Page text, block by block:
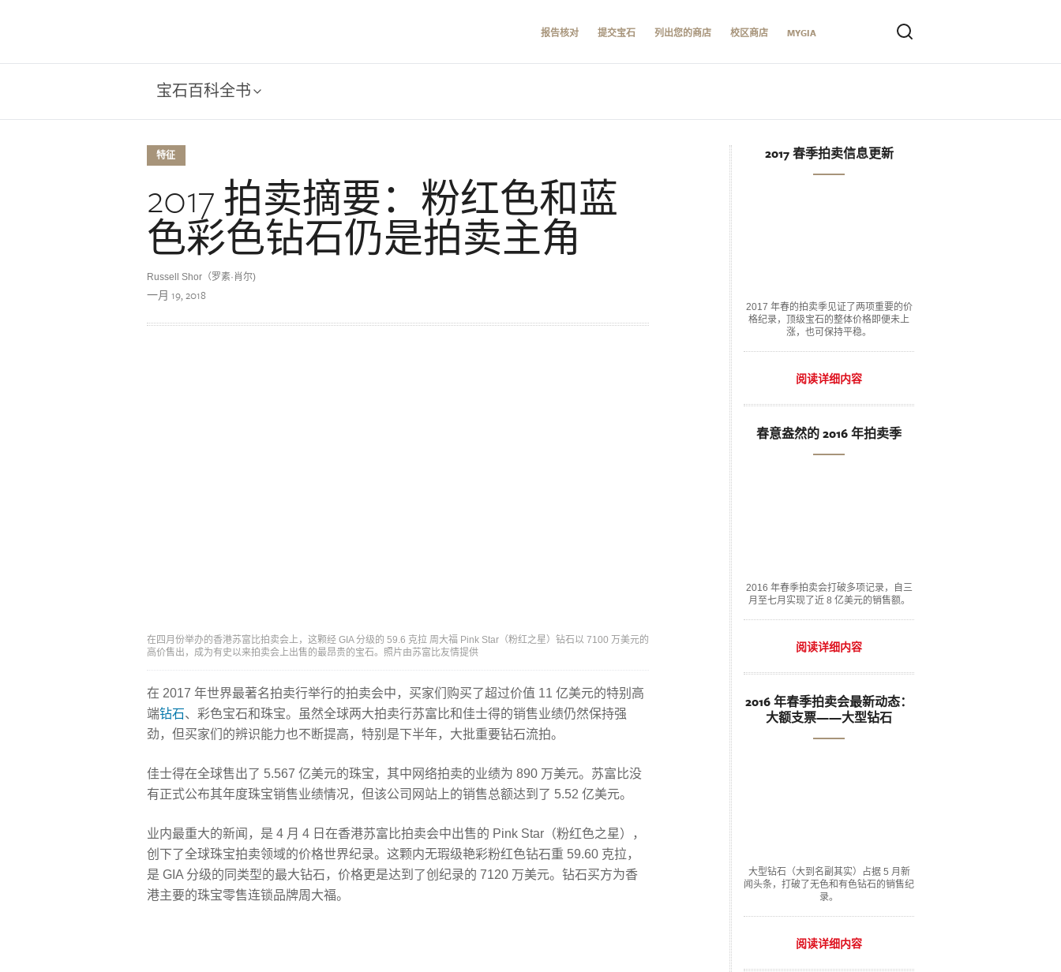
报告核对 提交宝石 列出您的商店 校区商店 MYGIA
宝石百科全书
特征
2017 拍卖摘要：粉红色和蓝
色彩色钻石仍是拍卖主角
Russell Shor（罗素·肖尔)
一月 19, 2018
在四月份举办的香港苏富比拍卖会上，这颗经 GIA 分级的 59.6 克拉 周大福 Pink Star（粉红之星）钻石以 7100 万美元的
高价售出，成为有史以来拍卖会上出售的最昂贵的宝石。照片由苏富比友情提供
在 2017 年世界最著名拍卖行举行的拍卖会中，买家们购买了超过价值 11 亿美元的特别高
端钻石、彩色宝石和珠宝。虽然全球两大拍卖行苏富比和佳士得的销售业绩仍然保持强
劲，但买家们的辨识能力也不断提高，特别是下半年，大批重要钻石流拍。
佳士得在全球售出了 5.567 亿美元的珠宝，其中网络拍卖的业绩为 890 万美元。苏富比没
有正式公布其年度珠宝销售业绩情况，但该公司网站上的销售总额达到了 5.52 亿美元。
业内最重大的新闻，是 4 月 4 日在香港苏富比拍卖会中出售的 Pink Star（粉红色之星），
创下了全球珠宝拍卖领域的价格世界纪录。这颗内无瑕级艳彩粉红色钻石重 59.60 克拉，
是 GIA 分级的同类型的最大钻石，价格更是达到了创纪录的 7120 万美元。钻石买方为香
港主要的珠宝零售连锁品牌周大福。
2017 春季拍卖信息更新
2017 年春的拍卖季见证了两项重要的价
格纪录，顶级宝石的整体价格即便未上
涨，也可保持平稳。
阅读详细内容
春意盎然的 2016 年拍卖季
2016 年春季拍卖会打破多项记录，自三
月至七月实现了近 8 亿美元的销售额。
阅读详细内容
2016 年春季拍卖会最新动态：
大额支票——大型钻石
大型钻石（大到名副其实）占据 5 月新
闻头条，打破了无色和有色钻石的销售纪
录。
阅读详细内容